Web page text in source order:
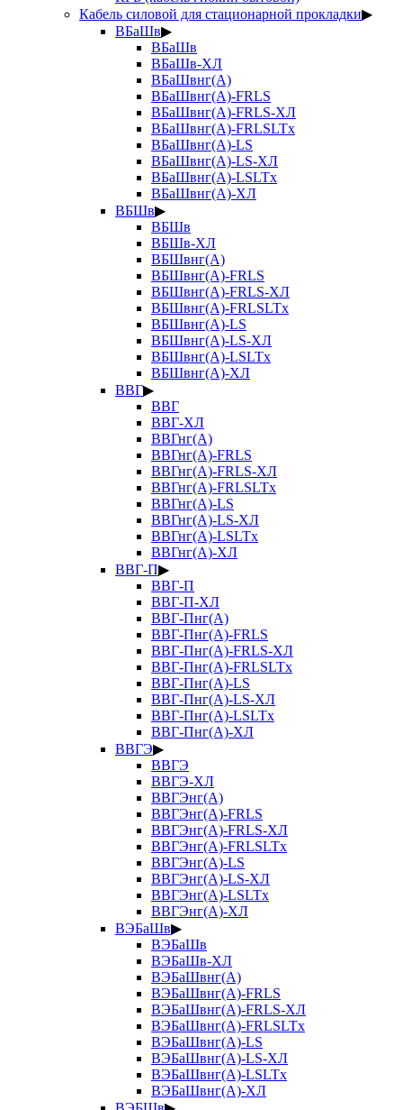
Кабель силовой для стационарной прокладки▶
ВБаШв▶
ВБаШв
ВБаШв-ХЛ
ВБаШвнг(А)
ВБаШвнг(А)-FRLS
ВБаШвнг(А)-FRLS-ХЛ
ВБаШвнг(А)-FRLSLTx
ВБаШвнг(А)-LS
ВБаШвнг(А)-LS-ХЛ
ВБаШвнг(А)-LSLTx
ВБаШвнг(А)-ХЛ
ВБШв▶
ВБШв
ВБШв-ХЛ
ВБШвнг(А)
ВБШвнг(А)-FRLS
ВБШвнг(А)-FRLS-ХЛ
ВБШвнг(А)-FRLSLTx
ВБШвнг(А)-LS
ВБШвнг(А)-LS-ХЛ
ВБШвнг(А)-LSLTx
ВБШвнг(А)-ХЛ
ВВГ▶
ВВГ
ВВГ-ХЛ
ВВГнг(А)
ВВГнг(А)-FRLS
ВВГнг(А)-FRLS-ХЛ
ВВГнг(А)-FRLSLTx
ВВГнг(А)-LS
ВВГнг(А)-LS-ХЛ
ВВГнг(А)-LSLTx
ВВГнг(А)-ХЛ
ВВГ-П▶
ВВГ-П
ВВГ-П-ХЛ
ВВГ-Пнг(А)
ВВГ-Пнг(А)-FRLS
ВВГ-Пнг(А)-FRLS-ХЛ
ВВГ-Пнг(А)-FRLSLTx
ВВГ-Пнг(А)-LS
ВВГ-Пнг(А)-LS-ХЛ
ВВГ-Пнг(А)-LSLTx
ВВГ-Пнг(А)-ХЛ
ВВГЭ▶
ВВГЭ
ВВГЭ-ХЛ
ВВГЭнг(А)
ВВГЭнг(А)-FRLS
ВВГЭнг(А)-FRLS-ХЛ
ВВГЭнг(А)-FRLSLTx
ВВГЭнг(А)-LS
ВВГЭнг(А)-LS-ХЛ
ВВГЭнг(А)-LSLTx
ВВГЭнг(А)-ХЛ
ВЭБаШв▶
ВЭБаШв
ВЭБаШв-ХЛ
ВЭБаШвнг(А)
ВЭБаШвнг(А)-FRLS
ВЭБаШвнг(А)-FRLS-ХЛ
ВЭБаШвнг(А)-FRLSLTx
ВЭБаШвнг(А)-LS
ВЭБаШвнг(А)-LS-ХЛ
ВЭБаШвнг(А)-LSLTx
ВЭБаШвнг(А)-ХЛ